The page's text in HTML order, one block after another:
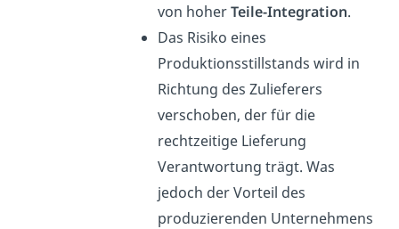
von hoherTeile-Integration.
Das Risiko eines
Produktionsstillstands wird in
Richtung des Zulieferers
verschoben, der für die
rechtzeitige Lieferung
Verantwortung trägt. Was
jedoch der Vorteil des
produzierenden Unternehmens